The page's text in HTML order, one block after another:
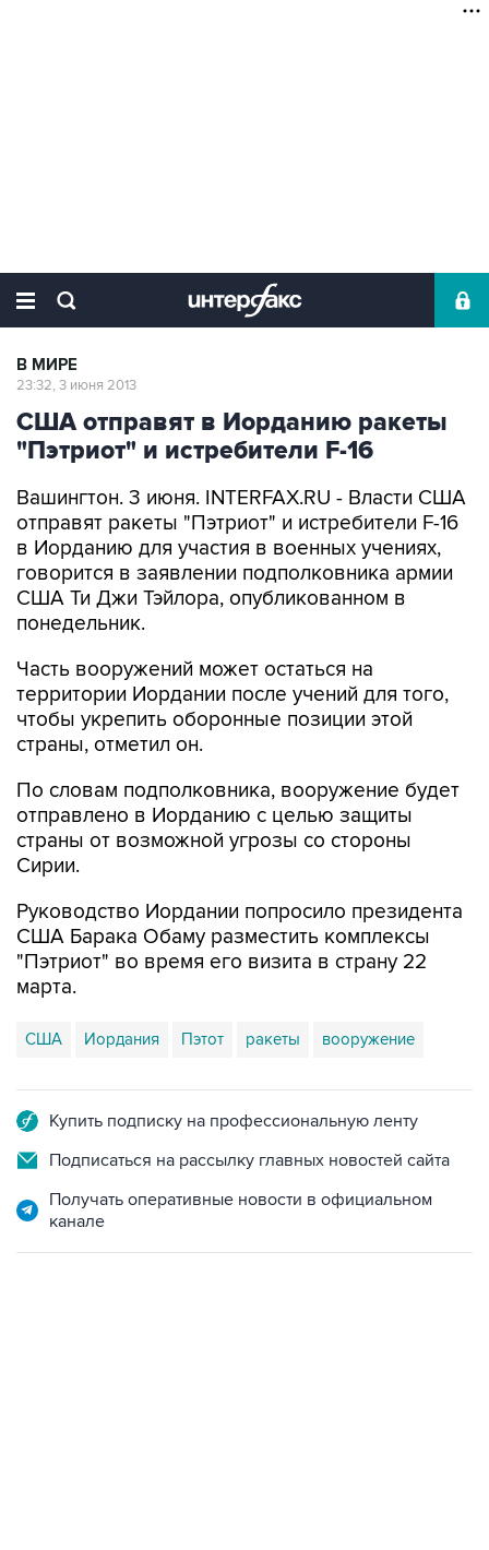
В МИРЕ
23:32, 3 июня 2013
США отправят в Иорданию ракеты
"Пэтриот" и истребители F-16
Вашингтон. 3 июня. INTERFAX.RU - Власти США
отправят ракеты "Пэтриот" и истребители F-16
в Иорданию для участия в военных учениях,
говорится в заявлении подполковника армии
США Ти Джи Тэйлора, опубликованном в
понедельник.
Часть вооружений может остаться на
территории Иордании после учений для того,
чтобы укрепить оборонные позиции этой
страны, отметил он.
По словам подполковника, вооружение будет
отправлено в Иорданию с целью защиты
страны от возможной угрозы со стороны
Сирии.
Руководство Иордании попросило президента
США Барака Обаму разместить комплексы
"Пэтриот" во время его визита в страну 22
марта.
США Иордания Пэтот ракеты вооружение
Купить подписку на профессиональную ленту
Подписаться на рассылку главных новостей сайта
Получать оперативные новости в официальном
канале